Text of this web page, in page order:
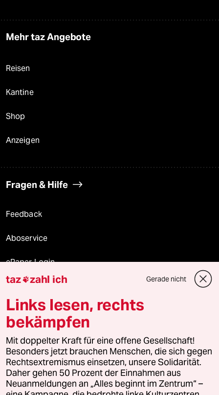
Mehr taz Angebote
Reisen
Kantine
Shop
Anzeigen
Fragen & Hilfe
Feedback
Aboservice
ePaper Login
Downloads für Abonnierende
© 2026 taz Verlags und Vertriebs GmbH
Alle Rechte vorbehalten. Bei rechtlichen Fragen oder für Genehmigungen
wenden Sie sich bitte an
lizenzen@taz.de
Feedback Redaktionsstatut Kommune-Richtlinien
taz zahl ich Gerade nicht
Links lesen, rechts
bekämpfen
Mit doppelter Kraft für eine offene Gesellschaft!
Besonders jetzt brauchen Menschen, die sich gegen
Rechtsextremismus einsetzen, unsere Solidarität.
Daher gehen 50 Prozent der Einnahmen aus
Neuanmeldungen an „Alles beginnt im Zentrum“ –